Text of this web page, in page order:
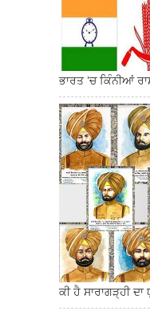
ਭਾਰਤ 'ਚ ਕਿੰਨੀਆਂ
ਕੀ ਹੈ ਸਾਰਾਗੜ੍ਹੀ ਦਾ